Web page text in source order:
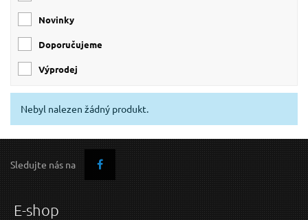
GEKO (2)
NE(2)
Novinky
Doporučujeme
Výprodej
Nebyl nalezen žádný produkt.
Sledujte nás na
E-shop